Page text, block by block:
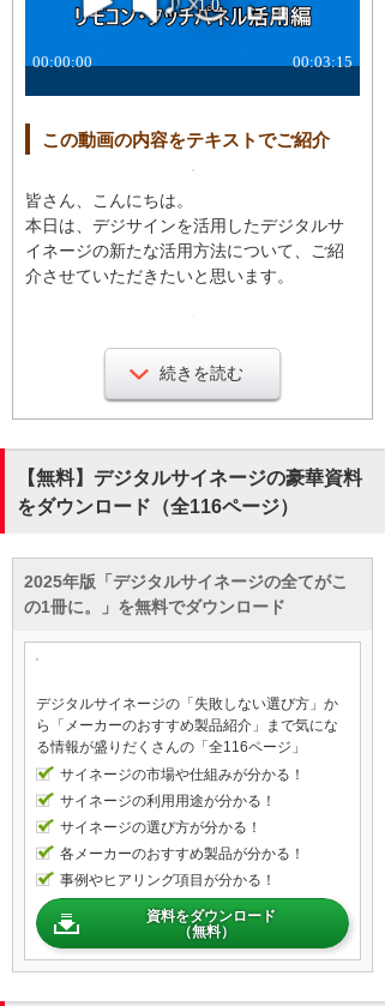
この動画の内容をテキストでご紹介
皆さん、こんにちは。
本日は、デジサインを活用したデジタルサ
イネージの新たな活用方法について、ご紹
介させていただきたいと思います。
通常、デジタルサイネージといいますと、
こちらでご覧いただいている通り、あらか
じめ設定されたスケジュールに基づいてコ
ンテンツを自動再生するという仕組みにな
っております。
デジサインでは、こちらにあります付属の
ンツを選択して再生する機能が搭載されて
おります。これを使用することによって、
好きなタイミングでコンテンツを再生する
ことができます。
例えば、オフィスの中で研修動画を放映し
たり、お客様がいらっしゃった時にプレゼ
ンテーションに活用いただいたり、または
工場内でのマニュアルの確認ですとか、作
業指示の確認など、さまざまな用途でご活
用いただくことができます。
それでは、早速試してみたいと思います。
まずは再生にはこちらの付属のリモコンを
使用いたします。ボタンを押します。この
続きを読む
【無料】デジタルサイネージの豪華資料
をダウンロード（全116ページ）
2025年版「デジタルサイネージの全てがこ
の1冊に。」を無料でダウンロード
デジタルサイネージの「失敗しない選び方」か
ら「メーカーのおすすめ製品紹介」まで気にな
る情報が盛りだくさんの「全116ページ」
サイネージの市場や仕組みが分かる！
サイネージの利用用途が分かる！
サイネージの選び方が分かる！
各メーカーのおすすめ製品が分かる！
事例やヒアリング項目が分かる！
資料をダウンロード
（無料）